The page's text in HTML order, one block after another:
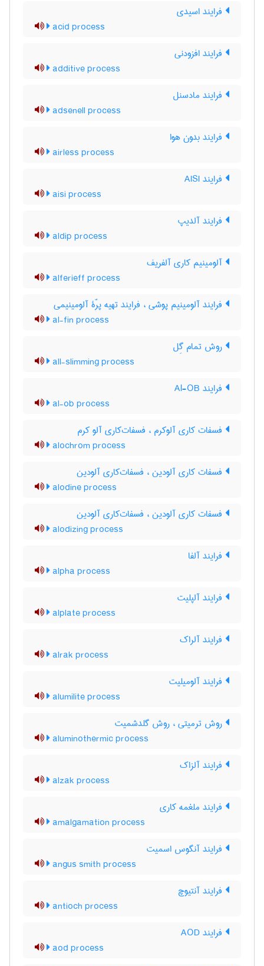
فرایند اسیدی
acid process
فرایند افزودنی
additive process
فرایند مادسنل
adsenell process
فرایند بدون هوا
airless process
فرایند AISI
aisi process
فرایند آلدیپ
aldip process
آلومینیم کاری آلفریف
alferieff process
فرایند آلومینیم پوشی ، فرایند تهیه پرّۀ آلومینیمی
al-fin process
روش تمام گِل
all-slimming process
فرایند Al-OB
al-ob process
فسفات کاری آلوکرم ، فسفات‌کاری آلو کرم
alochrom process
فسفات کاری آلودین ، فسفات‌کاری آلودین
alodine process
فسفات کاری آلودین ، فسفات‌کاری آلودین
alodizing process
فرایند آلفا
alpha process
فرایند آلپلیت
alplate process
فرایند آلراک
alrak process
فرایند آلومیلیت
alumilite process
روش ترمیتی ، روش گلدشمیت
aluminothermic process
فرایند آلزاک
alzak process
فرایند ملغمه کاری
amalgamation process
فرایند آنگوس اسمیت
angus smith process
فرایند آنتیوچ
antioch process
فرایند AOD
aod process